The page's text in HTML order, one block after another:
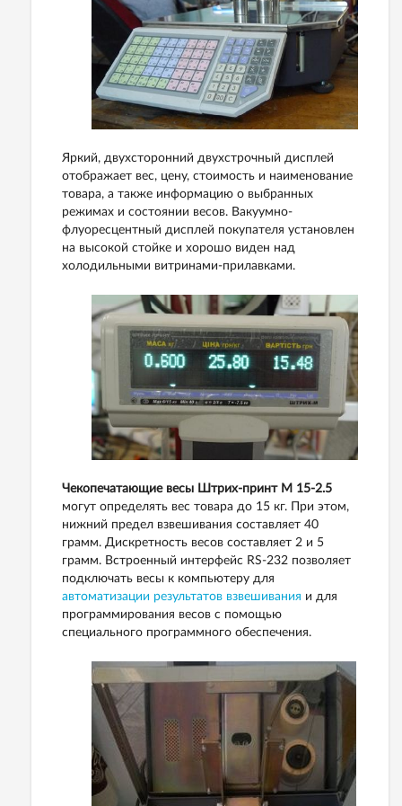
Яркий, двухсторонний двухстрочный дисплей
отображает вес, цену, стоимость и наименование
товара, а также информацию о выбранных
режимах и состоянии весов. Вакуумно-
флуоресцентный дисплей покупателя установлен
на высокой стойке и хорошо виден над
холодильными витринами-прилавками.
Чекопечатающие весы Штрих-принт M 15-2.5
могут определять вес товара до 15 кг. При этом,
нижний предел взвешивания составляет 40
грамм. Дискретность весов составляет 2 и 5
грамм. Встроенный интерфейс RS-232 позволяет
подключать весы к компьютеру для
автоматизации результатов взвешивания и для
программирования весов с помощью
специального программного обеспечения.